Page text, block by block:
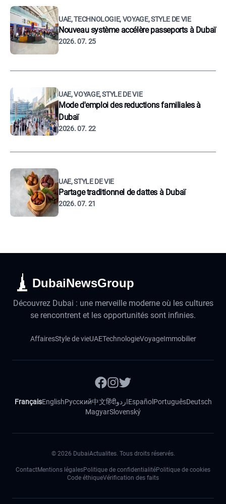
UAE, TECHNOLOGIE, VOYAGE, STYLE DE VIE
Nouveau système accélère passeports à Dubaï
2026. 07. 25
UAE, VOYAGE, STYLE DE VIE
Mode d'emploi des reductions familiales à
Dubaï
2026. 07. 22
UAE, STYLE DE VIE
Partage traditionnel de dattes à Dubaï
2026. 07. 21
DubaiNewsGroup
Découvrez Dubai : une merveille moderne où les cultures
se rencontrent et les opportunités sont infinies.
AffairesStyle de vieUAETechnologieVoyageImmobilier
FrançaisEnglishРусский中文हिंदीاردوEspañol PortuguêsDeutsch
MagyarSlovenský
© 2026 DubaiActualites. Tous droits réservés.
ContactMentions légalesPolitique de confidentialitéPolitique de cookies
Code éthiqueVérification des faits